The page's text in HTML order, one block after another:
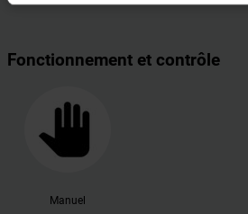
Fonctionnement et contrôle
Manuel